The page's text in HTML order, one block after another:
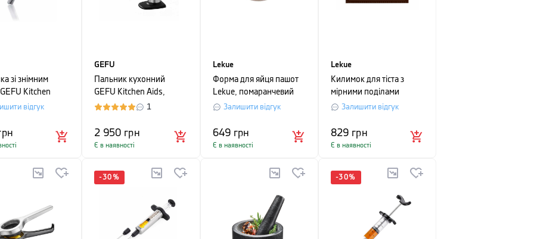
зі знімним
Kitchen
10,5 см,
відгук
GEFU
Пальник кухонний
GEFU Kitchen Aids,
сріблястий
1
2 950 грн
Є в наявності
Lekue
Форма для яйця пашот
Lekue, помаранчевий
Залишити відгук
649 грн
Є в наявності
Lekue
Килимок для тіста з
мірними поділами
Lekue, 40х60 см,
Залишити відгук
829 грн
Є в наявності
-30 % -30%